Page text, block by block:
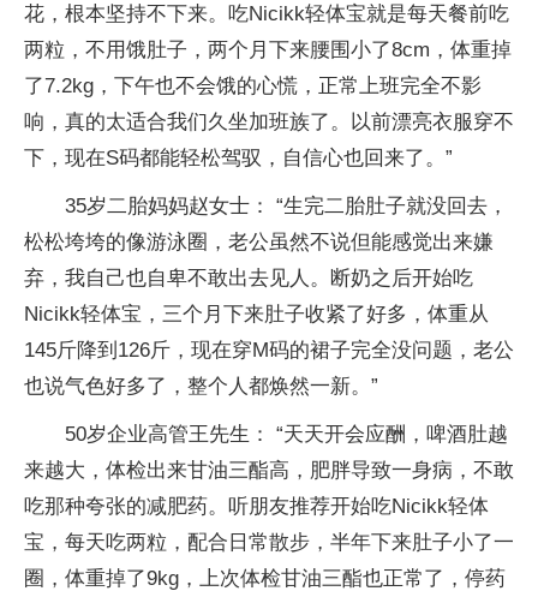
花，根本坚持不下来。吃Nicikk轻体宝就是每天餐前吃
两粒，不用饿肚子，两个月下来腰围小了8cm，体重掉
了7.2kg，下午也不会饿的心慌，正常上班完全不影
响，真的太适合我们久坐加班族了。以前漂亮衣服穿不
下，现在S码都能轻松驾驭，自信心也回来了。”
35岁二胎妈妈赵女士： “生完二胎肚子就没回去，
松松垮垮的像游泳圈，老公虽然不说但能感觉出来嫌
弃，我自己也自卑不敢出去见人。断奶之后开始吃
Nicikk轻体宝，三个月下来肚子收紧了好多，体重从
145斤降到126斤，现在穿M码的裙子完全没问题，老公
也说气色好多了，整个人都焕然一新。”
50岁企业高管王先生： “天天开会应酬，啤酒肚越
来越大，体检出来甘油三酯高，肥胖导致一身病，不敢
吃那种夸张的减肥药。听朋友推荐开始吃Nicikk轻体
宝，每天吃两粒，配合日常散步，半年下来肚子小了一
圈，体重掉了9kg，上次体检甘油三酯也正常了，停药